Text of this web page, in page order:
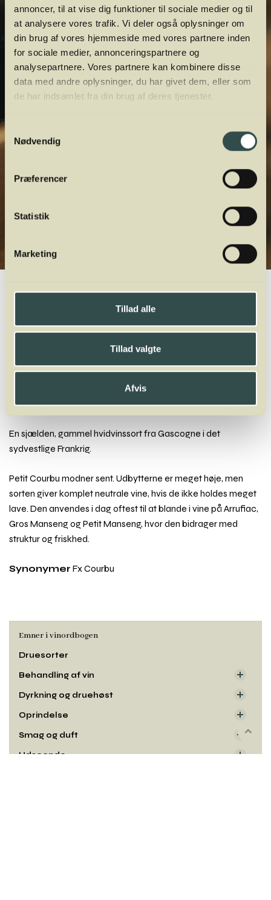
annoncer, til at vise dig funktioner til sociale medier og til
at analysere vores trafik. Vi deler også oplysninger om
din brug af vores hjemmeside med vores partnere inden
for sociale medier, annonceringspartnere og
analysepartnere. Vores partnere kan kombinere disse
data med andre oplysninger, du har givet dem, eller som
de har indsamlet fra din brug af deres tjenester.
Samtykkevalg
Nødvendig
Præferencer
Statistik
Marketing
Tillad alle
Tillad valgte
Afvis
Petit Courbu
A B C D E F G H I J K L M N O P Q R S T U V W X
Faberrebe Falanghina Fer Servadou Fiano
Fogoneu
En sjælden, gammel hvidvinssort fra Gascogne i det
sydvestlige Frankrig.
Petit Courbu modner sent. Udbytterne er meget høje, men
sorten giver komplet neutrale vine, hvis de ikke holdes meget
lave. Den anvendes i dag oftest til at blande i vine på Arrufiac,
Gros Manseng og Petit Manseng, hvor den bidrager med
struktur og friskhed.
Synonymer Fx Courbu
Emner i vinordbogen
Druesorter
Behandling af vin
Dyrkning og druehøst
Oprindelse
Smag og duft
Udseende
Rul